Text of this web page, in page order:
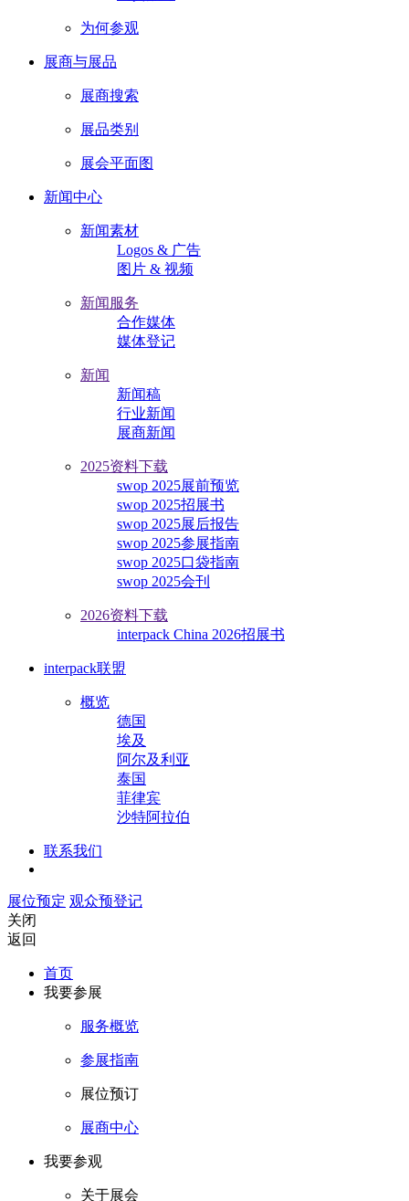
为何参观
展商与展品
展商搜索
展品类别
展会平面图
新闻中心
新闻素材
Logos & 广告
图片 & 视频
新闻服务
合作媒体
媒体登记
新闻
新闻稿
行业新闻
展商新闻
2025资料下载
swop 2025展前预览
swop 2025招展书
swop 2025展后报告
swop 2025参展指南
swop 2025口袋指南
swop 2025会刊
2026资料下载
interpack China 2026招展书
interpack联盟
概览
德国
埃及
阿尔及利亚
泰国
菲律宾
沙特阿拉伯
联系我们
展位预定 观众预登记
关闭
返回
首页
我要参展
服务概览
参展指南
展位预订
展商中心
我要参观
关于展会